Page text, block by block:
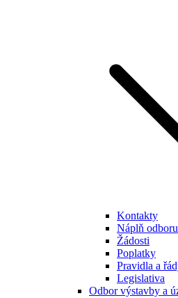
Kontakty
Náplň odboru
Žádosti
Poplatky
Pravidla a
Legislativa
Odbor výstavby a